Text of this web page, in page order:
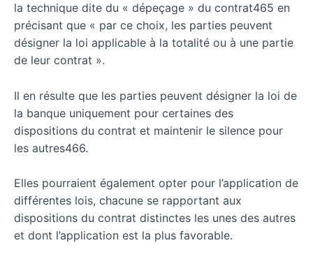
la technique dite du « dépeçage » du contrat465 en
précisant que « par ce choix, les parties peuvent
désigner la loi applicable à la totalité ou à une partie
de leur contrat ».
Il en résulte que les parties peuvent désigner la loi de
la banque uniquement pour certaines des
dispositions du contrat et maintenir le silence pour
les autres466.
Elles pourraient également opter pour l’application de
différentes lois, chacune se rapportant aux
dispositions du contrat distinctes les unes des autres
et dont l’application est la plus favorable.